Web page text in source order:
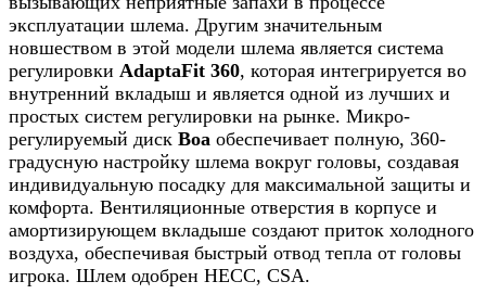
эксплуатации шлема. Другим значительным
новшеством в этой модели шлема является система
регулировки AdaptaFit 360, которая интегрируется во
внутренний вкладыш и является одной из лучших и
простых систем регулировки на рынке. Микро-
регулируемый диск Boa обеспечивает полную, 360-
градусную настройку шлема вокруг головы, создавая
индивидуальную посадку для максимальной защиты и
комфорта. Вентиляционные отверстия в корпусе и
амортизирующем вкладыше создают приток холодного
воздуха, обеспечивая быстрый отвод тепла от головы
игрока. Шлем одобрен HECC, CSA.